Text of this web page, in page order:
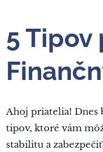
5 Tipov
Ahoj priatelia! Dnes
tipov, ktoré vám
stabilitu a